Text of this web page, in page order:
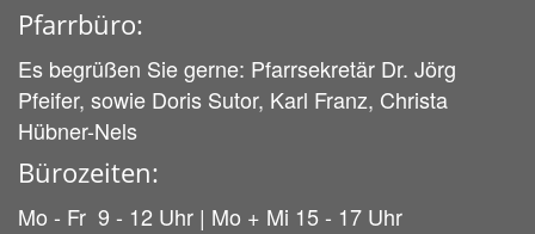
Pfarrbüro:
Es begrüßen Sie gerne: Pfarrsekretär Dr. Jörg
Pfeifer, sowie Doris Sutor, Karl Franz, Christa
Hübner-Nels
Bürozeiten:
Mo - Fr 9 - 12 Uhr | Mo + Mi 15 - 17 Uhr